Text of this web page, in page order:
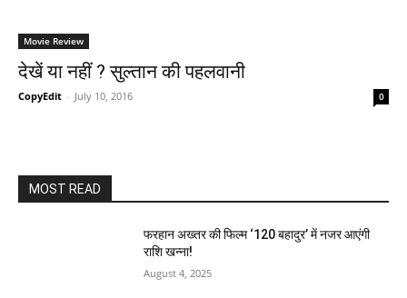
Movie Review
देखें या नहीं ? सुल्‍तान की पहलवानी
CopyEdit - July 10, 2016 0
MOST READ
फरहान अख्तर की फिल्म ‘120 बहादुर’ में नजर आएंगी
राशि खन्ना!
August 4, 2025